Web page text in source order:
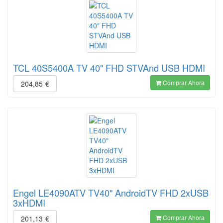
TCL 40S5400A TV 40" FHD STVAnd USB HDMI
204,85 € Comprar Ahora
Engel LE4090ATV TV40" AndroidTV FHD 2xUSB
3xHDMI
201,13 € Comprar Ahora